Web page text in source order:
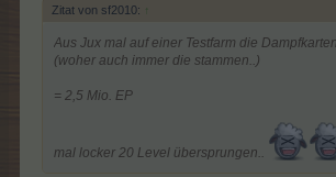
Zitat von sf2010: ↑
Aus Jux mal auf einer Testfarm die
(woher auch immer die stammen..)
= 2,5 Mio. EP
mal locker 20 Level übersprungen..